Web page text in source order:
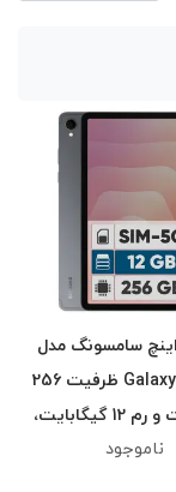
تبلت ۱۱ اینچ سامسونگ مدل
Galaxy Tab S11 ظرفیت 256
گیگابایت و رم 12 گیگابایت،
پشتیبانی از سیم
ناموجود